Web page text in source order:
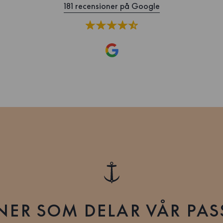
181 recensioner på Google
SOM DELAR VÅR